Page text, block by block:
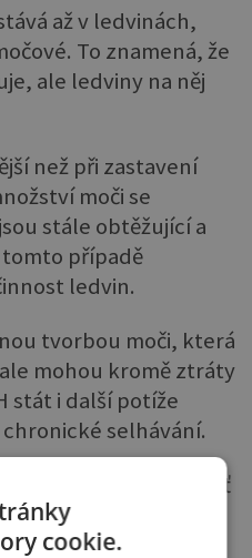
až v ledvinách,
To znamená, že
ale ledviny na něj
než při zastavení
moči se
stále obtěžující a
případě
ledvin.
tvorbou moči, která
mohou kromě ztráty
stát i další potíže
selhávání.
vyšetření, neboť
zachránit život.
cookie.